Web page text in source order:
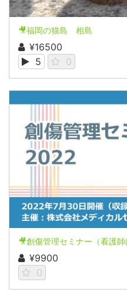
🎥福岡の猫島 相島
¥16500
5
0
¥9900
0